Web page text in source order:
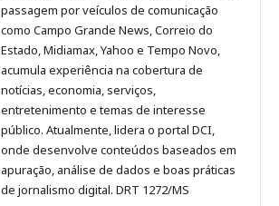
passagem por veículos de comunicação
como Campo Grande News, Correio do
Estado, Midiamax, Yahoo e Tempo Novo,
acumula experiência na cobertura de
notícias, economia, serviços,
entretenimento e temas de interesse
público. Atualmente, lidera o portal DCI,
onde desenvolve conteúdos baseados em
apuração, análise de dados e boas práticas
de jornalismo digital. DRT 1272/MS